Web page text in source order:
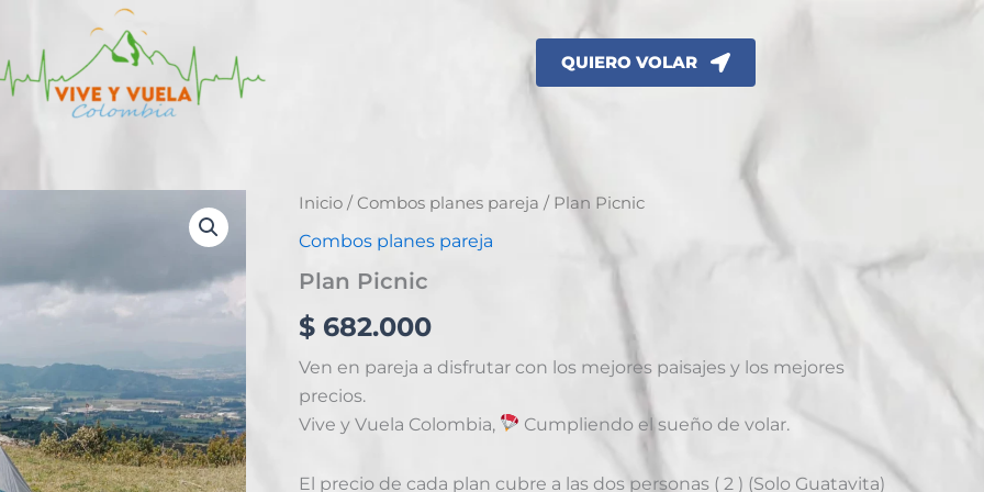
QUIERO VOLAR
Inicio / Combos planes pareja / Plan Picnic
Combos planes pareja
Plan Picnic
$ 682.000
Ven en pareja a disfrutar con los mejores paisajes y los mejores
precios.
Vive y Vuela Colombia,
Cumpliendo el sueño de volar.
El precio de cada plan cubre a las dos personas ( 2 ) (Solo Guatavita)
Plan
cantidad